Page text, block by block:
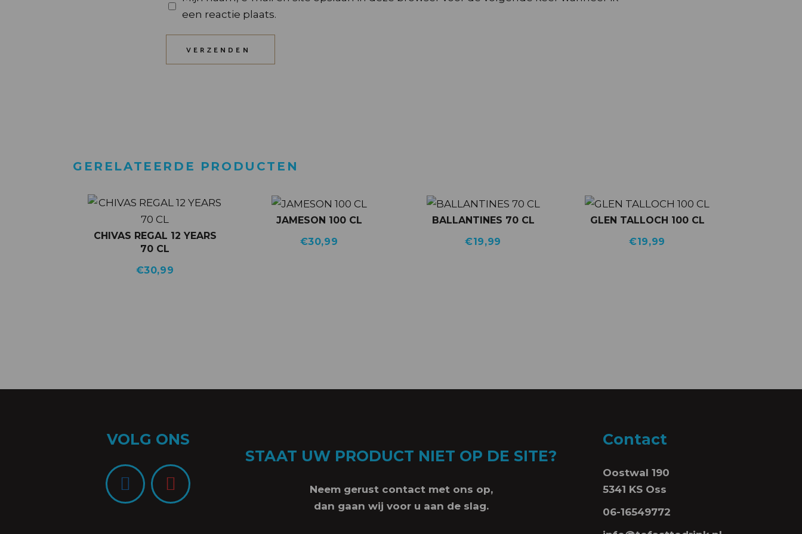
een reactie plaats.
VERZENDEN
GERELATEERDE PRODUCTEN
CHIVAS REGAL 12 YEARS
70 CL
€30,99
JAMESON 100 CL
€30,99
BALLANTINES 70 CL
€19,99
GLEN TALLOCH 100 CL
€19,99
VOLG ONS
STAAT UW PRODUCT NIET OP DE SITE?
Neem gerust contact met ons op,
dan gaan wij voor u aan de slag.
Contact
Oostwal 190
5341 KS Oss
06-16549772